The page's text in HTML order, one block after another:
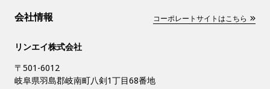
会社情報 コーポレートサイトはこちら
リンエイ株式会社
〒501-6012
岐阜県羽島郡岐南町八剣1丁目68番地